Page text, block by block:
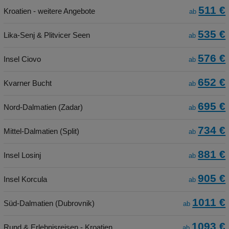
Kroatien - weitere Angebote ab 511 €
Lika-Senj & Plitvicer Seen ab 535 €
Insel Ciovo ab 576 €
Kvarner Bucht ab 652 €
Nord-Dalmatien (Zadar) ab 695 €
Mittel-Dalmatien (Split) ab 734 €
Insel Losinj ab 881 €
Insel Korcula ab 905 €
Süd-Dalmatien (Dubrovnik) ab 1011 €
Rund & Erlebnisreisen - Kroatien 1093 €